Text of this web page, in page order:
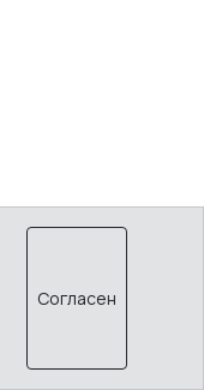
Согласен